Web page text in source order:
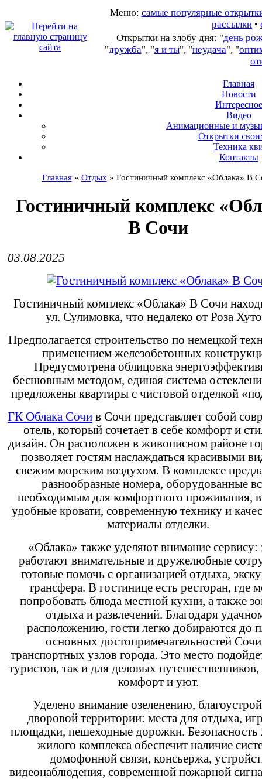
Меню: самые популярные
рассылки •
Открытки на злобу дня: "день
"дружба", "я и ты", "неудача", "
Главная
Новости
Интересное
Видео
Анимационные и
Открытки
Техника
Контакты
Главная» Отдых » Гостиничный комплекс «Облака» В
Гостиничный комплекс
В Сочи
03.08.2025
Гостиничный комплекс «Облака» В Сочи
ул. Сулимовка, что недалеко от Роза
Предполагается строительство по немецкой
применением железобетонных
Предусмотрена облицовка
бесшовным методом, единая система
предложены квартиры с чистовой отделкой
ГК Облака Сочи в Сочи представляет собой
отель, который сочетает в себе комфорт и
дизайн. Он расположен в живописном районе
позволяет гостям наслаждаться красивыми
свежим морским воздухом. В комплексе
разнообразные номера, оборудованные
необходимым для комфортного проживания,
удобные кровати, современную технику и
материалы отделки.
«Облака» также уделяют внимание сервису:
работают внимательные и дружелюбные
готовые помочь с организацией отдыха,
трансфера. В гостинице есть ресторан, где
попробовать блюда местной кухни, а также
отдыха и развлечений. Благодаря
расположению, гости легко добираются до
основных достопримечательностей
транспортных узлов города. Это место
туристов, так и для деловых
комфорт и уют.
Уделено внимание озеленению,
дворовой территории: места для отдыха,
площадки, пешеходные дорожки.
жилого комплекса обеспечит наличие
домофонной связи, консьержа,
видеонаблюдения, современной пожарной